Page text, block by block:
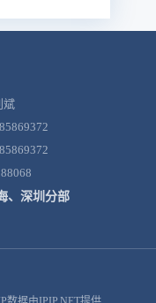
斌
、深圳分部